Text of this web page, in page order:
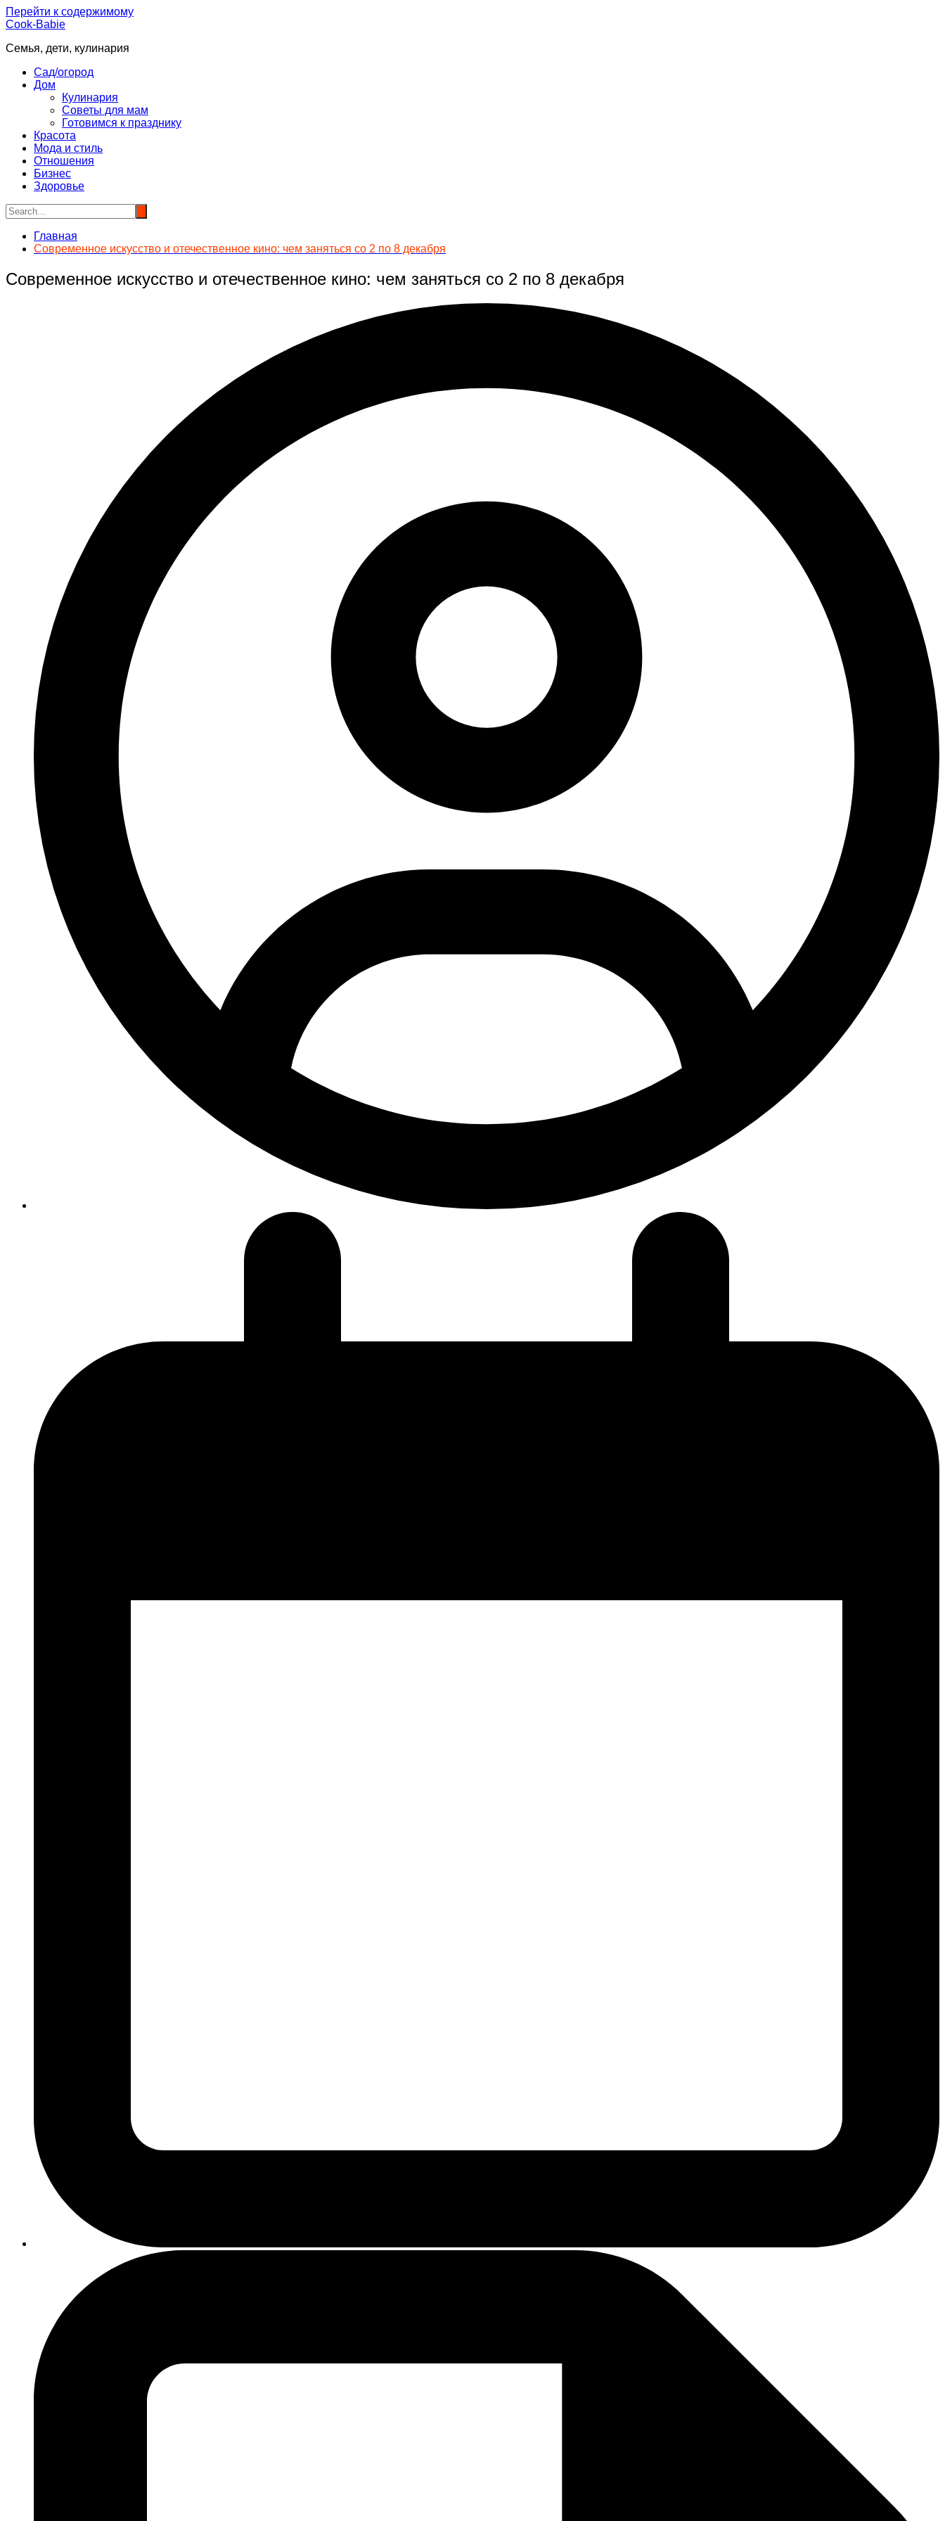
Перейти к содержимому
Cook-Babie
Семья, дети, кулинария
Сад/огород
Дом
Кулинария
Советы для мам
Готовимся к празднику
Красота
Мода и стиль
Отношения
Бизнес
Здоровье
Главная
Современное искусство и отечественное кино: чем заняться со 2 по 8 декабря
Современное искусство и отечественное кино: чем заняться со 2 по 8 декабря